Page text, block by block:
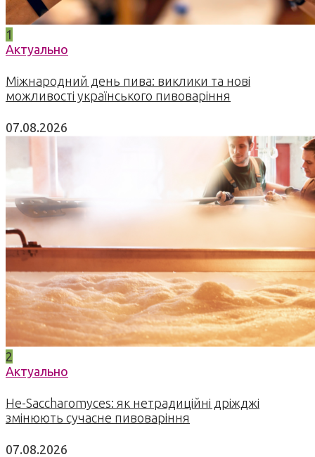
1
Актуально
Міжнародний день пива: виклики та нові
можливості українського пивоваріння
07.08.2026
2
Актуально
Не-Saccharomyces: як нетрадиційні дріжджі
змінюють сучасне пивоваріння
07.08.2026